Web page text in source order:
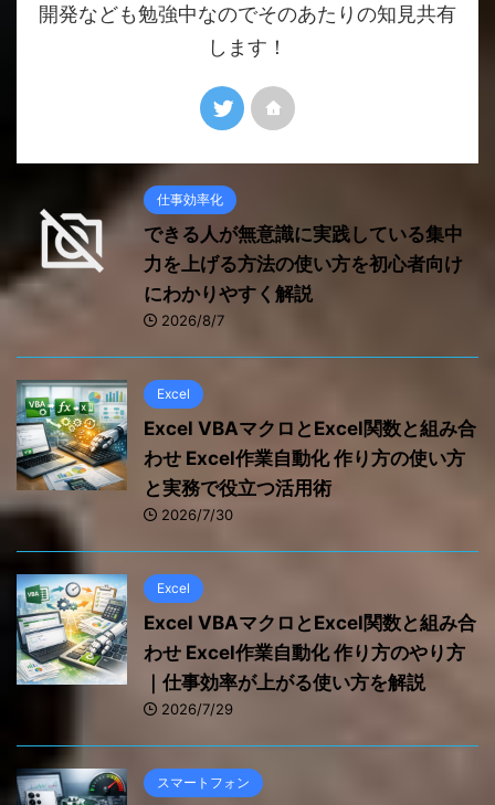
開発なども勉強中なのでそのあたりの知見共有
します！
仕事効率化
できる人が無意識に実践している集中
力を上げる方法の使い方を初心者向け
にわかりやすく解説
2026/8/7
Excel
Excel VBAマクロとExcel関数と組み合
わせ Excel作業自動化 作り方の使い方
と実務で役立つ活用術
2026/7/30
Excel
Excel VBAマクロとExcel関数と組み合
わせ Excel作業自動化 作り方のやり方
｜仕事効率が上がる使い方を解説
2026/7/29
スマートフォン